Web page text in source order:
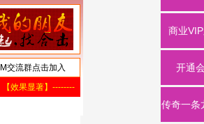
商业
开通
传奇一条